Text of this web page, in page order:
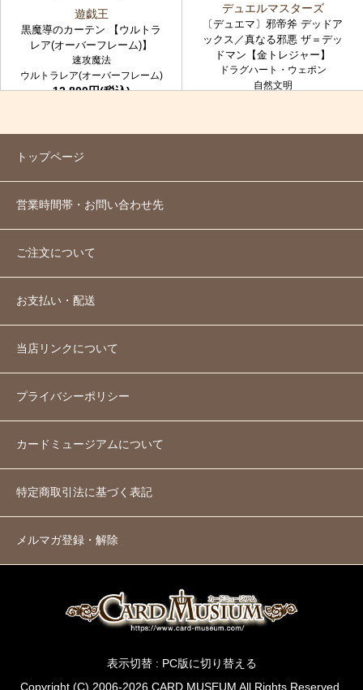
遊戯王
黒魔導のカーテン 【ウルトラ
レア(オーバーフレーム)】
速攻魔法
ウルトラレア(オーバーフレーム)
12,800円(税込)
デュエルマスターズ
〔デュエマ〕邪帝斧 デッドア
ックス／真なる邪悪 ザ＝デッ
ドマン【金トレジャー】
ドラグハート・ウェポン
自然文明
トップページ
営業時間帯・お問い合わせ先
ご注文について
お支払い・配送
当店リンクについて
プライバシーポリシー
カードミュージアムについて
特定商取引法に基づく表記
メルマガ登録・解除
表示切替 : PC版に切り替える
Copyright (C) 2006-2026 CARD MUSEUM All Rights Reserved.